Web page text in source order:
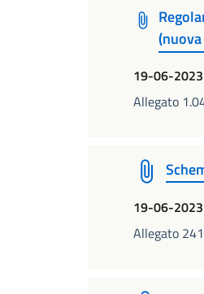
19-06-2023
Allegato
19-06-2023
Allegato